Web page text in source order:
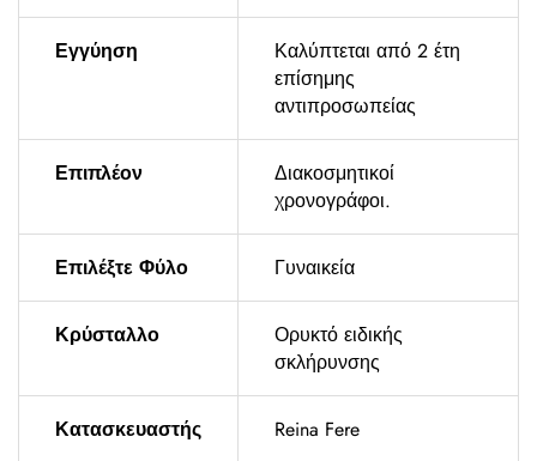
Εγγύηση
Καλύπτεται από 2 έτη
επίσημης
αντιπροσωπείας
Επιπλέον
Διακοσμητικοί
χρονογράφοι.
Επιλέξτε Φύλο Γυναικεία
Κρύσταλλο
Ορυκτό ειδικής
σκλήρυνσης
Κατασκευαστής Reina Fere